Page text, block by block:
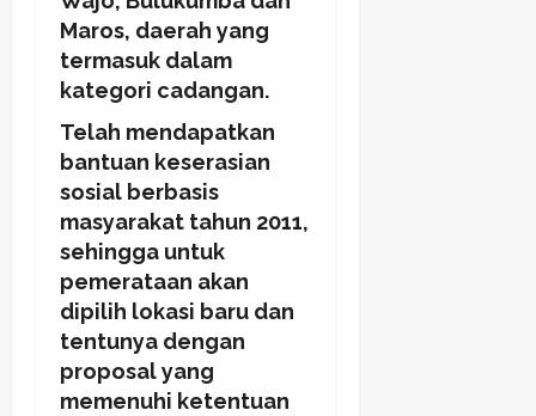
Maros, daerah yang
termasuk dalam
kategori cadangan.
Telah mendapatkan
bantuan keserasian
sosial berbasis
masyarakat tahun 2011,
sehingga untuk
pemerataan akan
dipilih lokasi baru dan
tentunya dengan
proposal yang
memenuhi ketentuan